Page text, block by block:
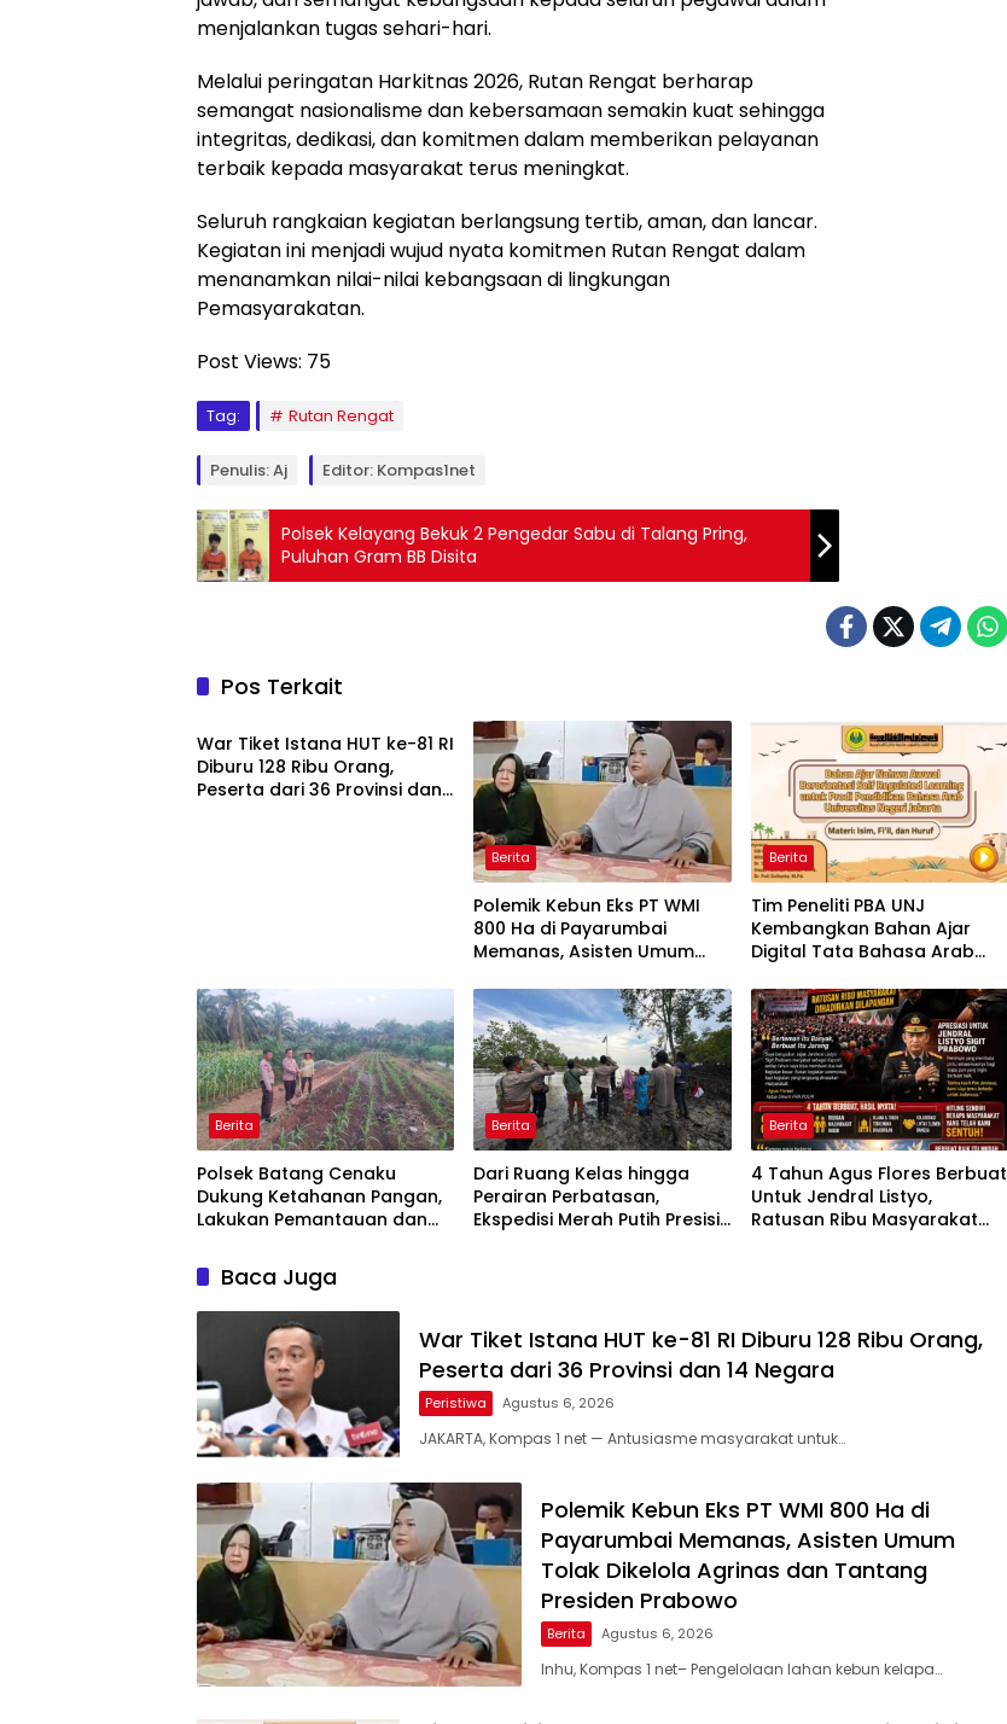
menjalankan tugas sehari-hari.
Melalui peringatan Harkitnas 2026, Rutan Rengat berharap
semangat nasionalisme dan kebersamaan semakin kuat sehingga
integritas, dedikasi, dan komitmen dalam memberikan pelayanan
terbaik kepada masyarakat terus meningkat.
Seluruh rangkaian kegiatan berlangsung tertib, aman, dan lancar.
Kegiatan ini menjadi wujud nyata komitmen Rutan Rengat dalam
menanamkan nilai-nilai kebangsaan di lingkungan
Pemasyarakatan.
Post Views: 75
Tag: Rutan Rengat
Penulis: Aj Editor: Kompas1net
Polsek Kelayang Bekuk 2 Pengedar Sabu di Talang Pring,
Puluhan Gram BB Disita
Pos Terkait
Peristiwa
War Tiket Istana HUT ke-81 RI
Diburu 128 Ribu Orang,
Peserta dari 36 Provinsi dan
Berita
Polemik Kebun Eks PT WMI
800 Ha di Payarumbai
Memanas, Asisten Umum
Tantang Presiden Prabowo
Berita
Tim Peneliti PBA UNJ
Kembangkan Bahan Ajar
Digital Tata Bahasa Arab
Interaktif untuk Mahasiswa
Pemula
Berita
Polsek Batang Cenaku
Dukung Ketahanan Pangan,
Lakukan Pemantauan dan
Jagung Pipil di Desa Aur Cina
Berita
Dari Ruang Kelas hingga
Perairan Perbatasan,
Ekspedisi Merah Putih Presisi
Berita
4 Tahun Agus Flores Berbuat
Untuk Jendral Listyo,
Ratusan Ribu Masyarakat
Baca Juga
War Tiket Istana HUT ke-81 RI Diburu 128 Ribu Orang,
Peserta dari 36 Provinsi dan 14 Negara
Peristiwa Agustus 6, 2026
JAKARTA, Kompas 1 net — Antusiasme masyarakat untuk…
Polemik Kebun Eks PT WMI 800 Ha di
Payarumbai Memanas, Asisten Umum
Tolak Dikelola Agrinas dan Tantang
Presiden Prabowo
Berita Agustus 6, 2026
Inhu, Kompas 1 net– Pengelolaan lahan kebun kelapa…